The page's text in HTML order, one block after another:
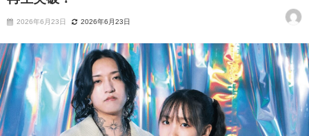
2026年6月23日 2026年6月23日